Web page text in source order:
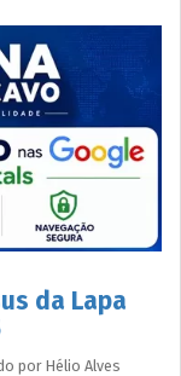
da Lapa
porHélio Alves